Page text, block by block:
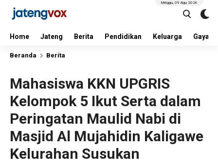
Home Jateng Berita Pendidikan Keluarga Gaya
Minggu, 09 Agu 2026
Beranda Berita
Mahasiswa KKN UPGRIS
Kelompok 5 Ikut Serta dalam
Peringatan Maulid Nabi di
Masjid Al Mujahidin Kaligawe
Kelurahan Susukan